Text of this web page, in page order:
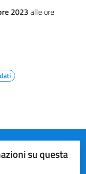
2023 alle ore
su questa